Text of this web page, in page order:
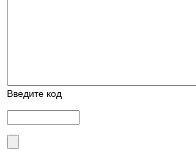
Введите код